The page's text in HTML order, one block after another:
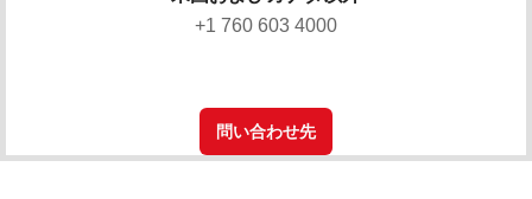
+1 760 603 4000
問い合わせ先